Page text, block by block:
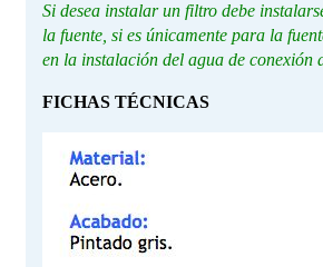
Si desea instalar un filtro debe
la fuente, si es únicamente para la
en la instalación del agua de conexión
FICHAS TÉCNICAS